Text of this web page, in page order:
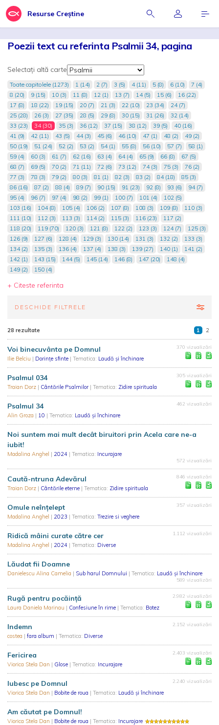
Resurse Creștine
Poezii text cu referinta Psalmii 34, pagina
Selectați altă carte
Toate capitolele (1273) 1 (14) 2 (7) 3 (5) 4 (11) 5 (8) 6 (10)
7 (4)
8 (20)
9 (15) 10 (3) 11 (8) 12 (1) 13 (7) 14 (5) 15 (6)
16 (22)
17 (8)
18 (22) 19 (15) 20 (7) 21 (3) 22 (10) 23 (34)
24 (7)
25 (28)
26 (3) 27 (35) 28 (5) 29 (8) 30 (15) 31 (26)
32 (14)
33 (23)
34 (30) 35 (3) 36 (12) 37 (15) 38 (12) 39 (5)
40 (16)
41 (9)
42 (11) 43 (5) 44 (3) 45 (6) 46 (10) 47 (1) 48 (2)
49 (2)
50 (19)
51 (24) 52 (2) 53 (2) 54 (1) 55 (8) 56 (10) 57 (7)
58 (1)
59 (4)
60 (3) 61 (7) 62 (16) 63 (4) 64 (4) 65 (9) 66 (8)
67 (5)
68 (7)
69 (5) 70 (2) 71 (11) 72 (6) 73 (12) 74 (3) 75 (3)
76 (2)
77 (3)
78 (3) 79 (2) 80 (3) 81 (1) 82 (3) 83 (2) 84 (18)
85 (3)
86 (16)
87 (2) 88 (4) 89 (7) 90 (15) 91 (23) 92 (8) 93 (6)
94 (7)
95 (4)
96 (7) 97 (4) 98 (2) 99 (1) 100 (7) 101 (4)
102 (5)
103 (16)
104 (8) 105 (4) 106 (2) 107 (8) 108 (3) 109 (8)
110 (3)
111 (10)
112 (3) 113 (3) 114 (2) 115 (3) 116 (23)
117 (2)
118 (20)
119 (70) 120 (3) 121 (8) 122 (2) 123 (3) 124 (7)
125 (3)
126 (9)
127 (6) 128 (4) 129 (3) 130 (14) 131 (3) 132 (2)
133 (3)
134 (2)
135 (3) 136 (4) 137 (4) 138 (3) 139 (27) 140 (1)
141 (2)
142 (1)
143 (15) 144 (5) 145 (14) 146 (8) 147 (20)
148 (4)
149 (2)
150 (4)
+ Citeste referinta
DESCHIDE FILTRELE
28 rezultate 1 2
Voi binecuvânta pe Domnul
Ilie Belciu | Dorinţe sfinte | Tematica: Laudă și închinare
370 vizualizări
Psalmul 034
Traian Dorz | Cântările Psalmilor | Tematica: Zidire spirituala
305 vizualizări
Psalmul 34
Alin Groza | 10 | Tematica: Laudă și închinare
462 vizualizări
Noi suntem mai mult decât biruitori prin Acela care ne-a
iubit!
Madalina Anghel | 2024 | Tematica: Incurajare
572 vizualizări
Caută-ntruna Adevărul
Traian Dorz | Cântările eterne | Tematica: Zidire spirituala
846 vizualizări
Omule neînțelept
Madalina Anghel | 2023 | Tematica: Trezire si veghere
357 vizualizări
Ridică mâini curate către cer
Madalina Anghel | 2024 | Tematica: Diverse
1.112 vizualizări
Lăudat fii Doamne
Danielescu Alina Camelia | Sub harul Domnului | Tematica: Laudă și închinare
589 vizualizări
Rugă pentru pocăință
Laura Daniela Marinau | Confesiune în rime | Tematica: Botez
2.982 vizualizări
Indemn
costea | fara album | Tematica: Diverse
2.152 vizualizări
Fericirea
Viorica Stela Dan | Glose | Tematica: Incurajare
2.403 vizualizări
Iubesc pe Domnul
Viorica Stela Dan | Bobite de roua | Tematica: Laudă și închinare
2.240 vizualizări
Am căutat pe Domnul!
Viorica Stela Dan | Bobite de roua | Tematica: Incurajare